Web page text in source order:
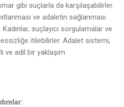
gibi suçlarla da karşılaşabilirler.
ve adaletin sağlanması
suçlayıcı sorgulamalar ve
itilebilirler. Adalet sistemi,
ve adil bir yaklaşım